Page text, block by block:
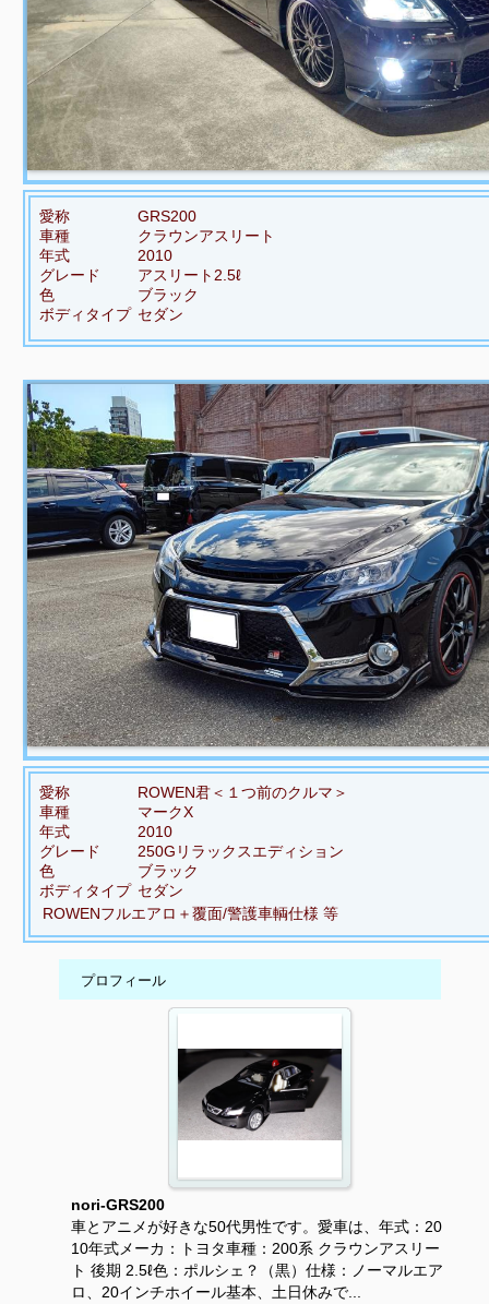
愛称
GRS200
車種
クラウンアスリート
年式
2010
グレード
アスリート2.5ℓ
色
ブラック
ボディタイプ セダン
愛称
ROWEN君＜１つ前のクルマ＞
車種
マークX
年式
2010
グレード
250Gリラックスエディション
色
ブラック
ボディタイプ セダン
ROWENフルエアロ＋覆面/警護車輌仕様 等
プロフィール
nori-GRS200
車とアニメが好きな50代男性です。愛車は、年式：20
10年式メーカ：トヨタ車種：200系 クラウンアスリー
ト 後期 2.5ℓ色：ポルシェ？（黒）仕様：ノーマルエア
ロ、20インチホイール基本、土日休みで...